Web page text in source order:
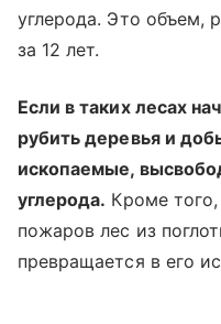
углерода. Это объем,
за 12 лет.
Eсли в таких лесах
рубить деревья и
ископаемые,
углерода. Кроме того,
пожаров лес из
превращается в его